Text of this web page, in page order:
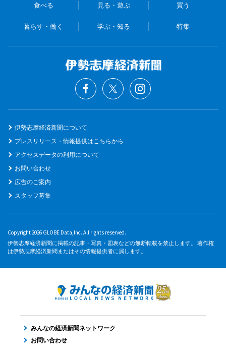
食べる 見る・遊ぶ 買う
暮らす・働く 学ぶ・知る 特集
伊勢志摩経済新聞について
プレスリリース・情報提供はこちらから
アクセスデータの利用について
お問い合わせ
広告のご案内
スタッフ募集
Copyright 2026 GLOBE Data,Inc. All rights reserved.
伊勢志摩経済新聞に掲載の記事・写真・図表などの無断転載を禁止します。 著作権
は伊勢志摩経済新聞またはその情報提供者に属します。
みんなの経済新聞ネットワーク
お問い合わせ